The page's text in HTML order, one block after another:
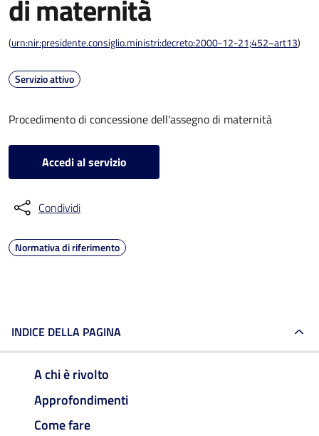
di maternità
(urn:nir:presidente.consiglio.ministri:decreto:2000-12-21;452~art13)
Servizio attivo
Procedimento di concessione dell'assegno di maternità
Accedi al servizio
Condividi
Normativa di riferimento
INDICE DELLA PAGINA
A chi è rivolto
Approfondimenti
Come fare